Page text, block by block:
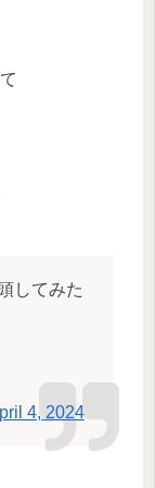
してみた
4, 2024